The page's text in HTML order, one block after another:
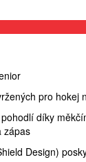
pro
díky
zápas
Design)